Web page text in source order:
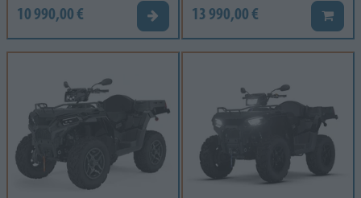
10 990,00 € Tarjouspyyntö13 990,00 € Lisää